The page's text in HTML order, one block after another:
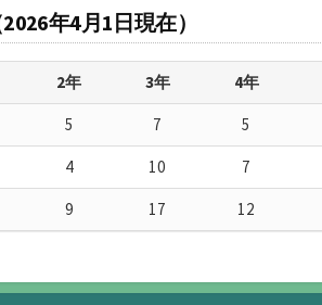
年4月1日現在）
2年 3年 4年
5 7 5
4 10 7
9 17 12